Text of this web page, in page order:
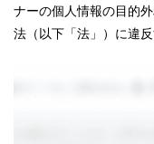
ナーの個人情報の目的
法（以下「法」）に違